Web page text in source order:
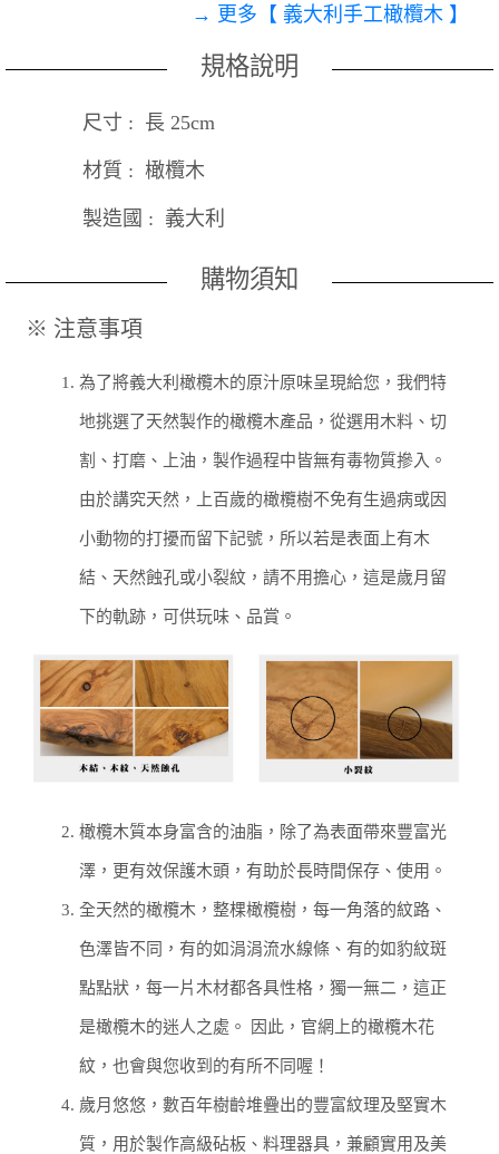
→ 更多【 義大利手工橄欖木 】
規格說明
尺寸 : 長 25cm
材質 : 橄欖木
製造國 : 義大利
購物須知
※ 注意事項
1. 為了將義大利橄欖木的原汁原味呈現給您，我們特
地挑選了天然製作的橄欖木產品，從選用木料、切
割、打磨、上油，製作過程中皆無有毒物質摻入。
由於講究天然，上百歲的橄欖樹不免有生過病或因
小動物的打擾而留下記號，所以若是表面上有木
結、天然蝕孔或小裂紋，請不用擔心，這是歲月留
下的軌跡，可供玩味、品賞。
2. 橄欖木質本身富含的油脂，除了為表面帶來豐富光
澤，更有效保護木頭，有助於長時間保存、使用。
3. 全天然的橄欖木，整棵橄欖樹，每一角落的紋路、
色澤皆不同，有的如涓涓流水線條、有的如豹紋斑
點點狀，每一片木材都各具性格，獨一無二，這正
是橄欖木的迷人之處。 因此，官網上的橄欖木花
紋，也會與您收到的有所不同喔！
4. 歲月悠悠，數百年樹齡堆疊出的豐富紋理及堅實木
質，用於製作高級砧板、料理器具，兼顧實用及美